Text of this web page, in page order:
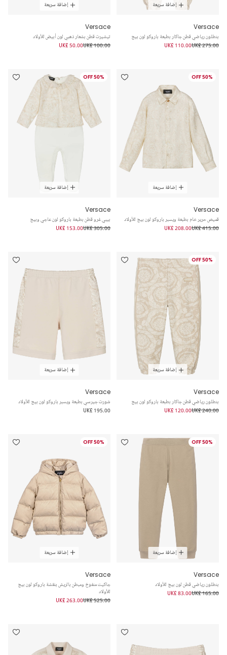
إضافة سريعة
Versace
بنطلون رياضي قطن جاكار بطبعة باروكو لون بيج
UK£ 275.00
UK£ 110.00
إضافة سريعة
Versace
تيشيرت قطن بشعار ذهبي لون أبيض للأولاد
UK£ 100.00
UK£ 50.00
50% OFF
إضافة سريعة
Versace
قميص حرير خام بطبعة ويسبر باروكو لون بيج للأولاد
UK£ 415.00
UK£ 208.00
50% OFF
إضافة سريعة
Versace
بيبي غرو قطن بطبعة باروكو لون عاجي وبيج
UK£ 305.00
UK£ 153.00
50% OFF
إضافة سريعة
Versace
بنطلون رياضي قطن جاكار بطبعة باروكو لون بيج
UK£ 240.00
UK£ 120.00
إضافة سريعة
Versace
شورت جيرسي بطبعة ويسبر باروكو لون بيج للأولاد
UK£ 195.00
50% OFF
إضافة سريعة
Versace
بنطلون رياضي قطن لون بيج للأولاد
UK£ 165.00
UK£ 83.00
50% OFF
إضافة سريعة
Versace
جاكيت منفوخ ومبطن بالريش بنقشة باروكو لون بيج
للأولاد
UK£ 525.00
UK£ 263.00